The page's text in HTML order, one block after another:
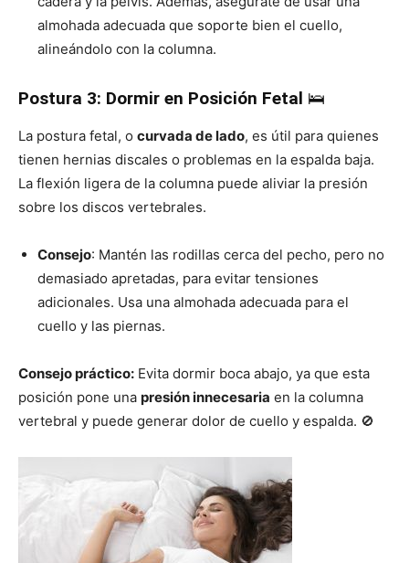
almohada adecuada que soporte bien el cuello,
alineándolo con la columna.
Postura 3: Dormir en Posición Fetal 🛌
La postura fetal, o curvada de lado, es útil para quienes
tienen hernias discales o problemas en la espalda baja.
La flexión ligera de la columna puede aliviar la presión
sobre los discos vertebrales.
Consejo: Mantén las rodillas cerca del pecho, pero no
demasiado apretadas, para evitar tensiones
adicionales. Usa una almohada adecuada para el
cuello y las piernas.
Consejo práctico: Evita dormir boca abajo, ya que esta
posición pone una presión innecesaria en la columna
vertebral y puede generar dolor de cuello y espalda. 🚫